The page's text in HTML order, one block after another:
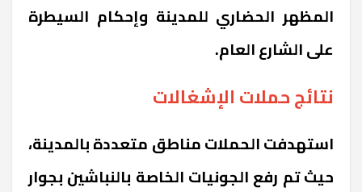
المظهر الحضاري للمدينة وإحكام السيطرة
على الشارع العام.
نتائج حملات الإشغالات
استهدفت الحملات مناطق متعددة بالمدينة،
حيث تم رفع الجونيات الخاصة بالنباشين بجوار